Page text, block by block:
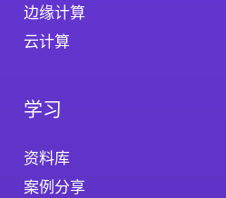
边缘计算
云计算
学习
资料库
案例分享